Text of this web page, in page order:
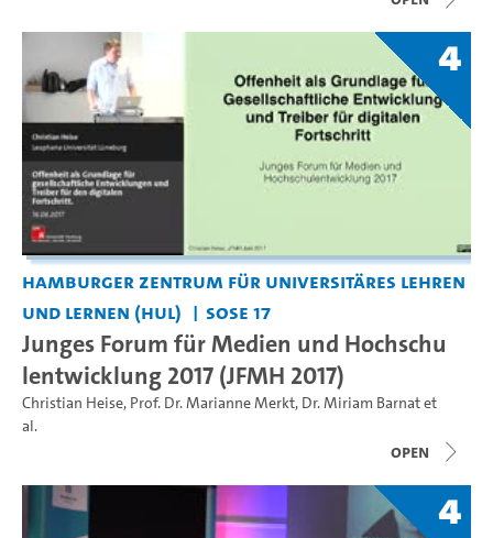
4
Hamburger Zentrum für Universitäres Lehren
und Lernen (HUL)
SoSe 17
Junges Forum für Medien und Hochschu
lentwicklung 2017 (JFMH 2017)
Christian Heise, Prof. Dr. Marianne Merkt, Dr. Miriam Barnatet
al.
open
4